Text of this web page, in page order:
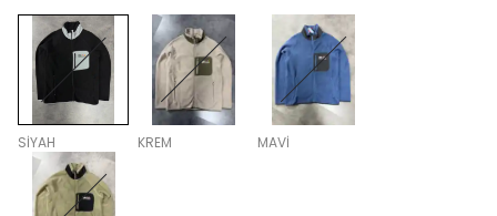
SİYAH KREM MAVİ